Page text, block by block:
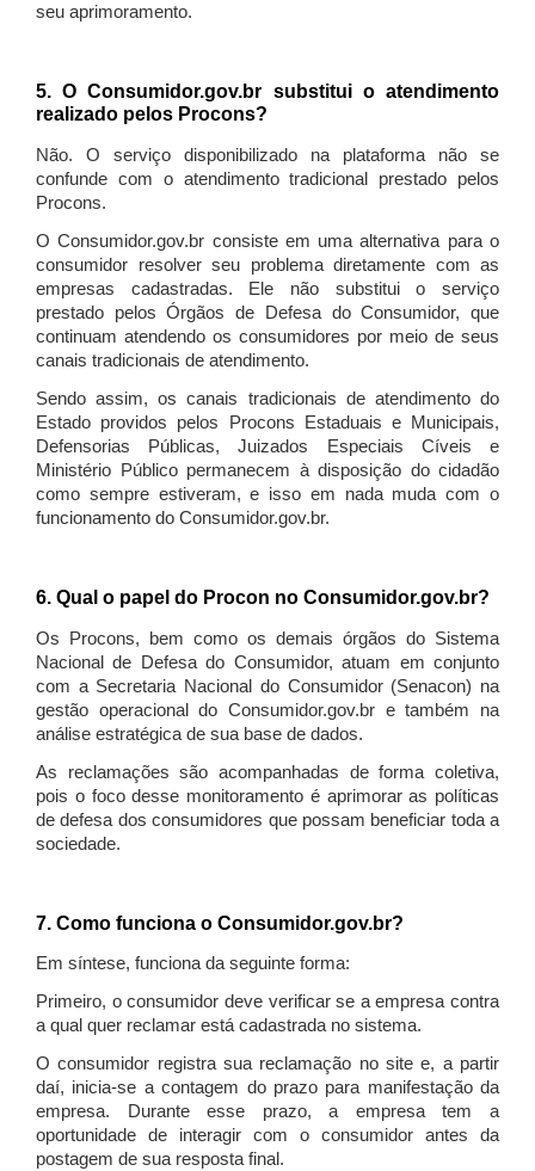
seu aprimoramento.
5. O Consumidor.gov.br substitui o atendimento
realizado pelos Procons?
Não. O serviço disponibilizado na plataforma não se
confunde com o atendimento tradicional prestado pelos
Procons.
O Consumidor.gov.br consiste em uma alternativa para o
consumidor resolver seu problema diretamente com as
empresas cadastradas. Ele não substitui o serviço
prestado pelos Órgãos de Defesa do Consumidor, que
continuam atendendo os consumidores por meio de seus
canais tradicionais de atendimento.
Sendo assim, os canais tradicionais de atendimento do
Estado providos pelos Procons Estaduais e Municipais,
Defensorias Públicas, Juizados Especiais Cíveis e
Ministério Público permanecem à disposição do cidadão
como sempre estiveram, e isso em nada muda com o
funcionamento do Consumidor.gov.br.
6. Qual o papel do Procon no Consumidor.gov.br?
Os Procons, bem como os demais órgãos do Sistema
Nacional de Defesa do Consumidor, atuam em conjunto
com a Secretaria Nacional do Consumidor (Senacon) na
gestão operacional do Consumidor.gov.br e também na
análise estratégica de sua base de dados.
As reclamações são acompanhadas de forma coletiva,
pois o foco desse monitoramento é aprimorar as políticas
de defesa dos consumidores que possam beneficiar toda a
sociedade.
7. Como funciona o Consumidor.gov.br?
Em síntese, funciona da seguinte forma:
Primeiro, o consumidor deve verificar se a empresa contra
a qual quer reclamar está cadastrada no sistema.
O consumidor registra sua reclamação no site e, a partir
daí, inicia-se a contagem do prazo para manifestação da
empresa. Durante esse prazo, a empresa tem a
oportunidade de interagir com o consumidor antes da
postagem de sua resposta final.